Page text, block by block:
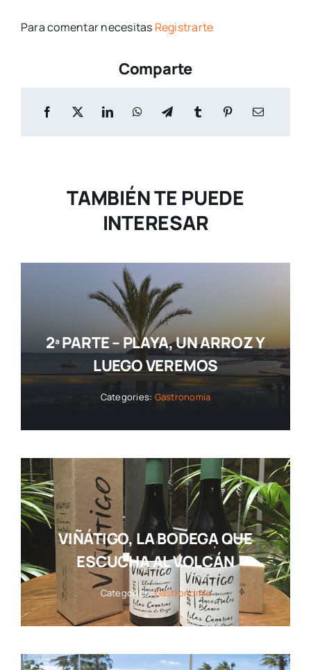
Para comentar necesitas Registrarte
Comparte
TAMBIÉN TE PUEDE
INTERESAR
2ª PARTE – PLAYA, UN ARROZ Y
LUEGO VEREMOS
Categories: Gastronomía
VIÑÁTIGO, LA BODEGA QUE
ESCUCHA AL VOLCÁN
Categories:Gastronomía